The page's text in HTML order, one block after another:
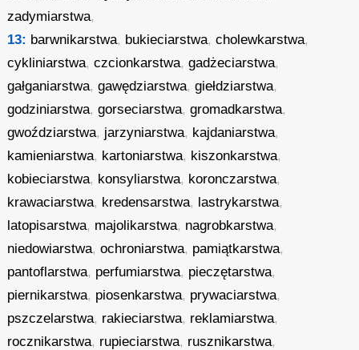
zadymiarstwa,
13: barwnikarstwa, bukieciarstwa,cholewkarstwa,
cykliniarstwa,czcionkarstwa,gadżeciarstwa,
gałganiarstwa,gawędziarstwa,giełdziarstwa,
godziniarstwa,gorseciarstwa,gromadkarstwa,
gwoździarstwa, jarzyniarstwa, kajdaniarstwa,
kamieniarstwa, kartoniarstwa, kiszonkarstwa,
kobieciarstwa, konsyliarstwa, koronczarstwa,
krawaciarstwa, kredensarstwa, lastrykarstwa,
latopisarstwa, majolikarstwa, nagrobkarstwa,
niedowiarstwa,ochroniarstwa, pamiątkarstwa,
pantoflarstwa, perfumiarstwa, pieczętarstwa,
piernikarstwa, piosenkarstwa, prywaciarstwa,
pszczelarstwa, rakieciarstwa, reklamiarstwa,
rocznikarstwa, rupieciarstwa, rusznikarstwa,